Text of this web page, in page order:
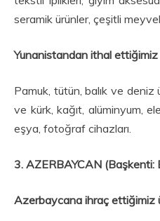
seramik ürünler, çeşitli
Yunanistandan ithal ettiğimiz
Pamuk, tütün, balık ve deniz
ve kürk, kağıt, alüminyum,
eşya, fotoğraf cihazları.
3. AZERBAYCAN (Başkenti:
Azerbaycana ihraç ettiğimiz